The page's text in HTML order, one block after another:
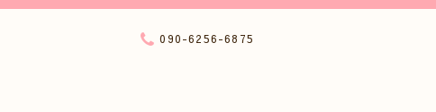
090-6256-6875